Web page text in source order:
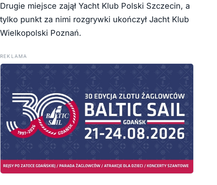
Drugie miejsce zajął Yacht Klub Polski Szczecin, a
tylko punkt za nimi rozgrywki ukończył Jacht Klub
Wielkopolski Poznań.
REKLAMA